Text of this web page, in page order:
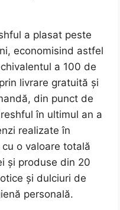
a plasat peste
economisind astfel
a 100 de
livrare gratuită și
din punct de
în ultimul an a
realizate în
o valoare totală
și produse din 20
și dulciuri de
personală.